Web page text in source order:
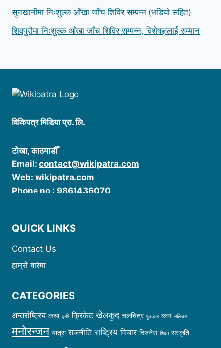
सुनखानीमा निःशुल्क आँखा जाँच शिविर सम्पन्न (भडियो सहित)
शिवपुरीमा निःशुल्क आँखा जाँच शिविर सम्पन्न, विशेषज्ञलाई सम्मान
विकिपत्र मिडिया प्रा‍‍. लि.
टोखा, काठमाडौँ
Email: contact@wikipatra.com
Web: wikipatra.com
Phone no : 9861436070
QUICK LINKS
Contact Us
हाम्रो बारेमा
CATEGORIES
अन्तर्राष्ट्रिय कथा कृषि क्रिकेट खेलकुद चलचित्र फुटबल ब्लग भलिबल
मनोरन्जन यात्रा राजनीति राष्ट्रिय विचार विजनेस शिक्षा संस्कृति